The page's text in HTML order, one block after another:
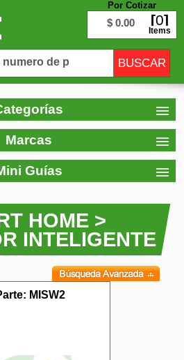
Por Cotizar
$ 0.00 0
Items
Marcas
Guías
HOME >
INTELIGENTE
MISW2